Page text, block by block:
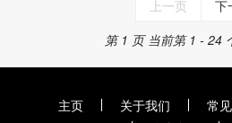
上一页
下
第 1 页 当前第 1 - 24
主页 关于我们 常